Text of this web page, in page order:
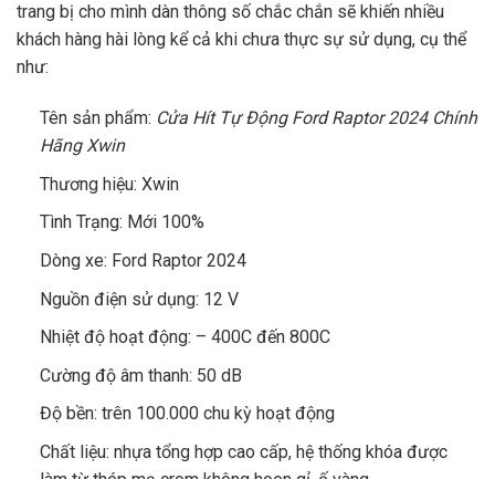
trang bị cho mình dàn thông số chắc chắn sẽ khiến nhiều
khách hàng hài lòng kể cả khi chưa thực sự sử dụng, cụ thể
như:
Tên sản phẩm: Cửa Hít Tự Động Ford Raptor 2024 Chính
Hãng Xwin
Thương hiệu: Xwin
Tình Trạng: Mới 100%
Dòng xe: Ford Raptor 2024
Nguồn điện sử dụng: 12 V
Nhiệt độ hoạt động: – 400C đến 800C
Cường độ âm thanh: 50 dB
Độ bền: trên 100.000 chu kỳ hoạt động
Chất liệu: nhựa tổng hợp cao cấp, hệ thống khóa được